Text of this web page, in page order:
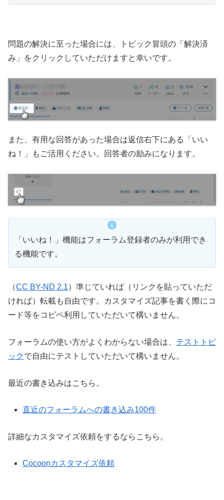
問題の解決に至った場合には、トピック冒頭の「解決済
み」をクリックしていただけますと幸いです。
また、有用な回答があった場合は返信右下にある「いい
ね！」もご活用ください。回答者の励みになります。
「いいね！」機能はフォーラム登録者のみが利用でき
る機能です。
（CC BY-ND 2.1）準じていれば（リンクを貼っていただ
ければ）転載も自由です。カスタマイズ記事を書く際にコ
ード等をコピペ利用していただいて構いません。
フォーラムの使い方がよくわからない場合は、 テストトピ
ックで自由にテストしていただいて構いません。
最近の書き込みはこちら。
直近のフォーラムへの書き込み100件
詳細なカスタマイズ依頼をするならこちら。
Cocoonカスタマイズ依頼